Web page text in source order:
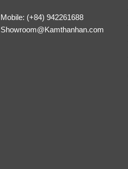
Mobile: (+84) 942261688
Showroom@Kamthanhan.com